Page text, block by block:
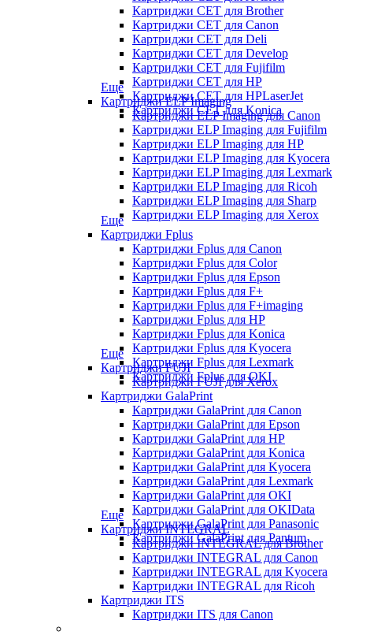
Картриджи CET для Brother
Картриджи CET для Canon
Картриджи CET для Deli
Картриджи CET для Develop
Картриджи CET для Fujifilm
Картриджи CET для HP
Картриджи CET для HPLaserJet
Картриджи CET для Konica
Еще
Картриджи ELP Imaging
Картриджи ELP Imaging для Canon
Картриджи ELP Imaging для Fujifilm
Картриджи ELP Imaging для HP
Картриджи ELP Imaging для Kyocera
Картриджи ELP Imaging для Lexmark
Картриджи ELP Imaging для Ricoh
Картриджи ELP Imaging для Sharp
Картриджи ELP Imaging для Xerox
Еще
Картриджи Fplus
Картриджи Fplus для Canon
Картриджи Fplus для Color
Картриджи Fplus для Epson
Картриджи Fplus для F+
Картриджи Fplus для F+imaging
Картриджи Fplus для HP
Картриджи Fplus для Konica
Картриджи Fplus для Kyocera
Картриджи Fplus для Lexmark
Картриджи Fplus для OKI
Еще
Картриджи FUJI
Картриджи FUJI для Xerox
Картриджи GalaPrint
Картриджи GalaPrint для Canon
Картриджи GalaPrint для Epson
Картриджи GalaPrint для HP
Картриджи GalaPrint для Konica
Картриджи GalaPrint для Kyocera
Картриджи GalaPrint для Lexmark
Картриджи GalaPrint для OKI
Картриджи GalaPrint для OKIData
Картриджи GalaPrint для Panasonic
Картриджи GalaPrint для Pantum
Еще
Картриджи INTEGRAL
Картриджи INTEGRAL для Brother
Картриджи INTEGRAL для Canon
Картриджи INTEGRAL для Kyocera
Картриджи INTEGRAL для Ricoh
Картриджи ITS
Картриджи ITS для Canon